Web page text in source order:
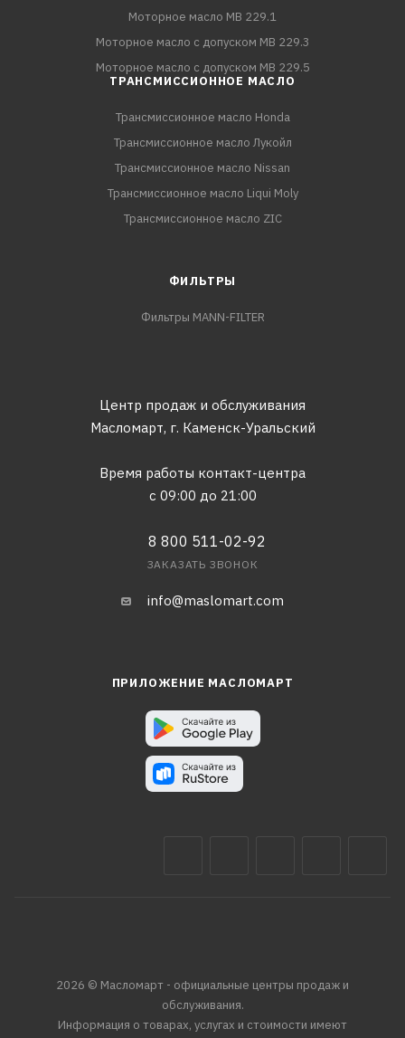
Моторное масло MB 229.1
Моторное масло с допуском MB 229.3
Моторное масло с допуском MB 229.5
ТРАНСМИССИОННОЕ МАСЛО
Трансмиссионное масло Honda
Трансмиссионное масло Лукойл
Трансмиссионное масло Nissan
Трансмиссионное масло Liqui Moly
Трансмиссионное масло ZIC
ФИЛЬТРЫ
Фильтры MANN-FILTER
Центр продаж и обслуживания
Масломарт, г. Каменск-Уральский
Время работы контакт-центра
с 09:00 до 21:00
8 800 511-02-92
ЗАКАЗАТЬ ЗВОНОК
info@maslomart.com
ПРИЛОЖЕНИЕ МАСЛОМАРТ
2026 © Масломарт - официальные центры продаж и
обслуживания.
Информация о товарах, услугах и стоимости имеют